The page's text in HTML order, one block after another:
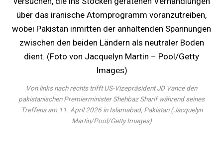
Von links nach rechts trifft US-Vizepräsident JD Vance den
pakistanischen Premierminister Shehbaz Sharif während seines
Treffens am 11. April 2026 in Islamabad, Pakistan (Jacquelyn
Martin/Pool/Getty Images)